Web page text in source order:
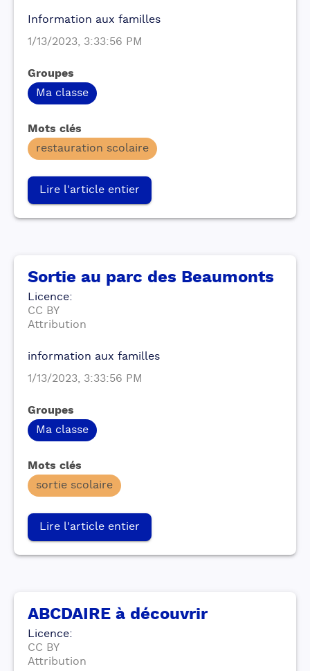
Information aux familles
1/13/2023, 3:33:56 PM
Groupes
Ma classe
Mots clés
restauration scolaire
Lire l'article entier
Sortie au parc des Beaumonts
Licence:
CC BY
Attribution
information aux familles
1/13/2023, 3:33:56 PM
Groupes
Ma classe
Mots clés
sortie scolaire
Lire l'article entier
ABCDAIRE à découvrir
Licence:
CC BY
Attribution